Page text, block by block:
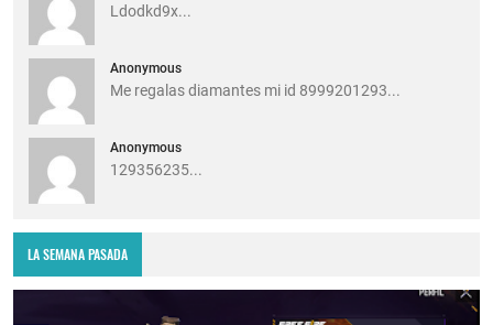
Ldodkd9x...
Anonymous
Me regalas diamantes mi id 8999201293...
Anonymous
129356235...
LA SEMANA PASADA